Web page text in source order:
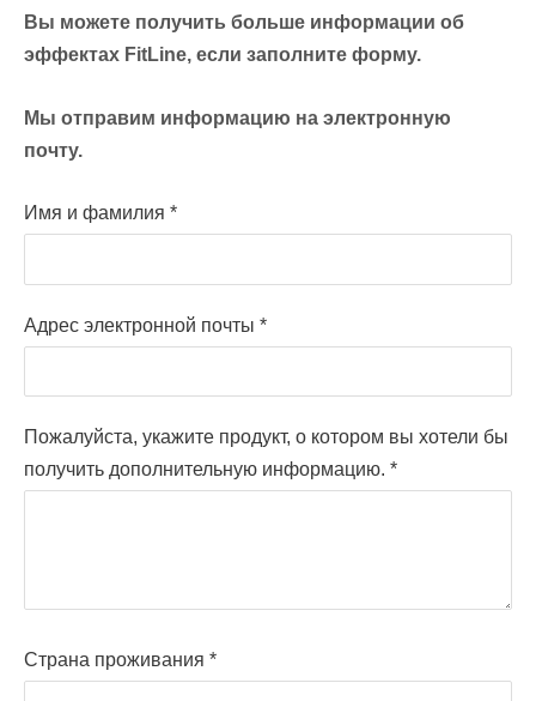
Вы можете получить больше информации об
эффектах FitLine, если заполните форму.
Мы отправим информацию на электронную
почту.
Имя и фамилия *
Адрес электронной почты *
Пожалуйста, укажите продукт, о котором вы хотели бы
получить дополнительную информацию. *
Страна проживания *